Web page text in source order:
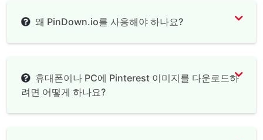
왜 PinDown.io를 사용해야 하나요?
휴대폰이나 PC에 Pinterest 이미지를 다운로드하
려면 어떻게 하나요?